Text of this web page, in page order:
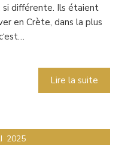
différente. Ils étaient
en Crète, dans la plus
Lire la suite
2025